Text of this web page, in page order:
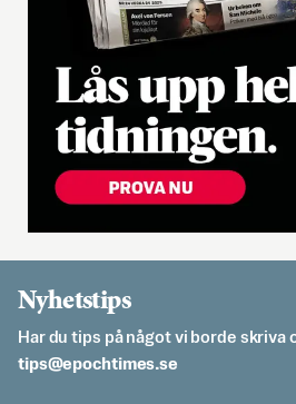
Nyhetstips
Har du tips på något vi borde skriva
es.semithcope@spit